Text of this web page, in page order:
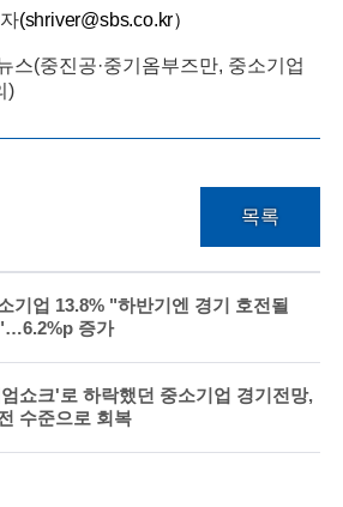
(shriver@sbs.co.kr）
스(중진공·중기옴부즈만, 중소기업
)
목록
기업 13.8% "하반기엔 경기 호전될
증가
쇼크'로 하락했던 중소기업 경기전망,
수준으로 회복